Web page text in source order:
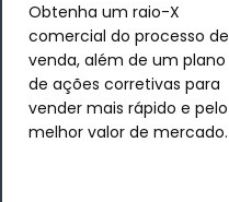
Obtenha um raio-X
comercial do processo de
venda, além de um plano
de ações corretivas para
vender mais rápido e pelo
melhor valor de mercado.